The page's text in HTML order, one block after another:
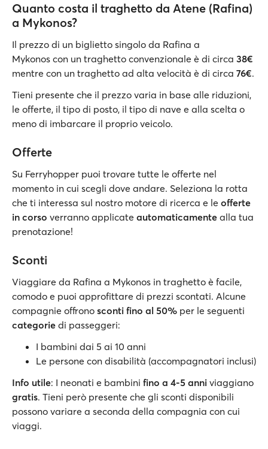
Quanto costa il traghetto da Atene (Rafina)
a Mykonos?
Il prezzo di un biglietto singolo da Rafina a
Mykonos con un traghetto convenzionale è di circa 38€
mentre con un traghetto ad alta velocità è di circa 76€.
Tieni presente che il prezzo varia in base alle riduzioni,
le offerte, il tipo di posto, il tipo di nave e alla scelta o
meno di imbarcare il proprio veicolo.
Offerte
Su Ferryhopper puoi trovare tutte le offerte nel
momento in cui scegli dove andare. Seleziona la rotta
che ti interessa sul nostro motore di ricerca e le offerte
in corso verranno applicate automaticamente alla tua
prenotazione!
Sconti
Viaggiare da Rafina a Mykonos in traghetto è facile,
comodo e puoi approfittare di prezzi scontati. Alcune
compagnie offrono sconti fino al 50% per le seguenti
categorie di passeggeri:
I bambini dai 5 ai 10 anni
Le persone con disabilità (accompagnatori inclusi)
Info utile: I neonati e bambini fino a 4-5 anni viaggiano
gratis. Tieni però presente che gli sconti disponibili
possono variare a seconda della compagnia con cui
viaggi.